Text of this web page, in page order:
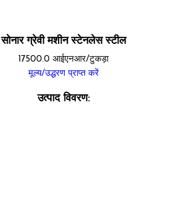
सोनार ग्रेवी मशीन स्टेनलेस स्टील
17500.0 आईएनआर/टुकड़ा
मूल्य/उद्धरण प्राप्त करें
उत्पाद विवरण: